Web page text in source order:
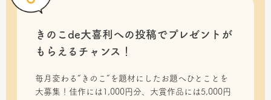
きのこde大喜利への投稿でプレゼントが
もらえるチャンス！
毎月変わる“きのこ”を題材にしたお題へひとことを
大募集！佳作には1,000円分、大賞作品には5,000円